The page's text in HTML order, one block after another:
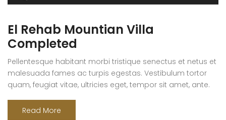
El Rehab Mountian Villa
Completed
Pellentesque habitant morbi tristique senectus et netus et
malesuada fames ac turpis egestas. Vestibulum tortor
quam, feugiat vitae, ultricies eget, tempor sit amet, ante.
ultricies mi vitae est. Mauris placerat eleifend leo. Quisque
Read More